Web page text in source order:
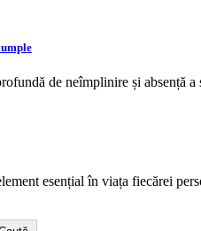
de neîmplinire și absență
esențial în viața fiecărei